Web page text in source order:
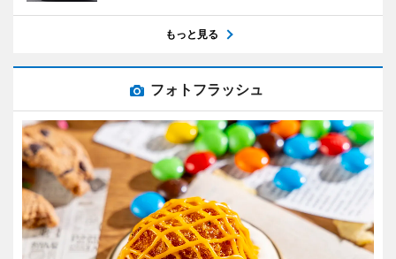
もっと見る
フォトフラッシュ